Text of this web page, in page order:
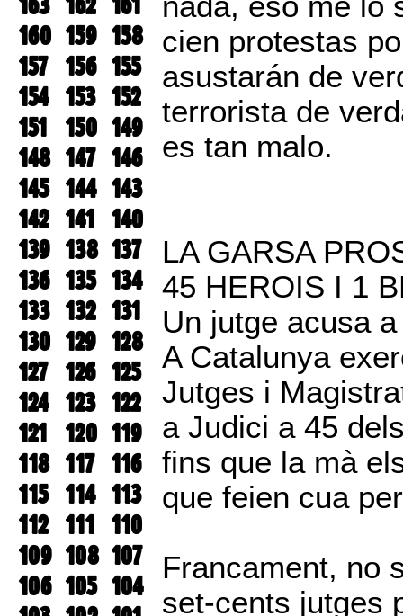
160 159 158
157 156 155
154 153 152
151
150 149
148 147 146
145 144 143
142 141 140
139 138 137
136 135 134
133 132 131
130 129 128
127 126 125
124 123 122
121
120 119
118 117 116
115 114 113
112 111 110
109 108 107
106 105 104
cien protestas
asustarán de
terrorista de
es tan malo.
LA GARSA
45 HEROIS I 1
Un jutge acusa
A Catalunya
Jutges i
a Judici a 45
fins que la mà
que feien cua
Francament, no
set-cents jutges